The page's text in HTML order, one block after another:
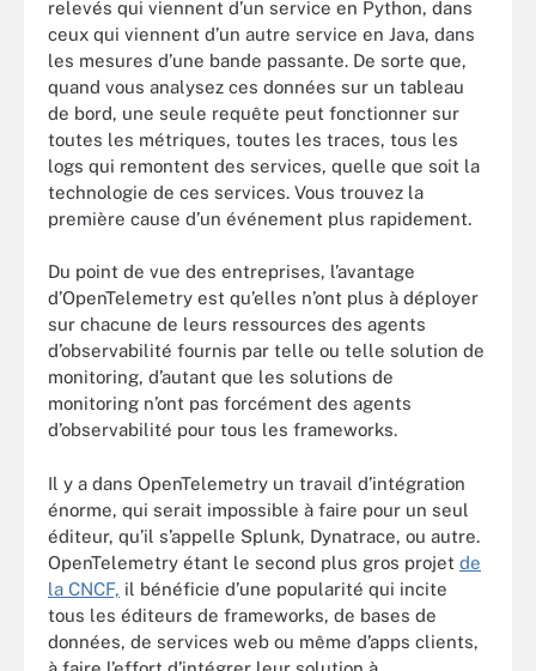
relevés qui viennent d’un service en Python, dans
ceux qui viennent d’un autre service en Java, dans
les mesures d’une bande passante. De sorte que,
quand vous analysez ces données sur un tableau
de bord, une seule requête peut fonctionner sur
toutes les métriques, toutes les traces, tous les
logs qui remontent des services, quelle que soit la
technologie de ces services. Vous trouvez la
première cause d’un événement plus rapidement.
Du point de vue des entreprises, l’avantage
d’OpenTelemetry est qu’elles n’ont plus à déployer
sur chacune de leurs ressources des agents
d’observabilité fournis par telle ou telle solution de
monitoring, d’autant que les solutions de
monitoring n’ont pas forcément des agents
d’observabilité pour tous les frameworks.
Il y a dans OpenTelemetry un travail d’intégration
énorme, qui serait impossible à faire pour un seul
éditeur, qu’il s’appelle Splunk, Dynatrace, ou autre.
OpenTelemetry étant le second plus gros projet de
la CNCF, il bénéficie d’une popularité qui incite
tous les éditeurs de frameworks, de bases de
données, de services web ou même d’apps clients,